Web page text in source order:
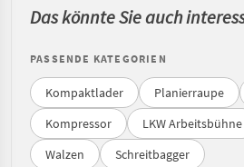
Das könnte Sie auch
PASSENDE KATEGORIEN
Kompaktlader Planierraupe
Kompressor
LKW Arbeitsbühne
Walzen
Schreitbagger